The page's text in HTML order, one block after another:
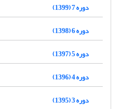
دوره 7 (1399)
دوره 6 (1398)
دوره 5 (1397)
دوره 4 (1396)
دوره 3 (1395)